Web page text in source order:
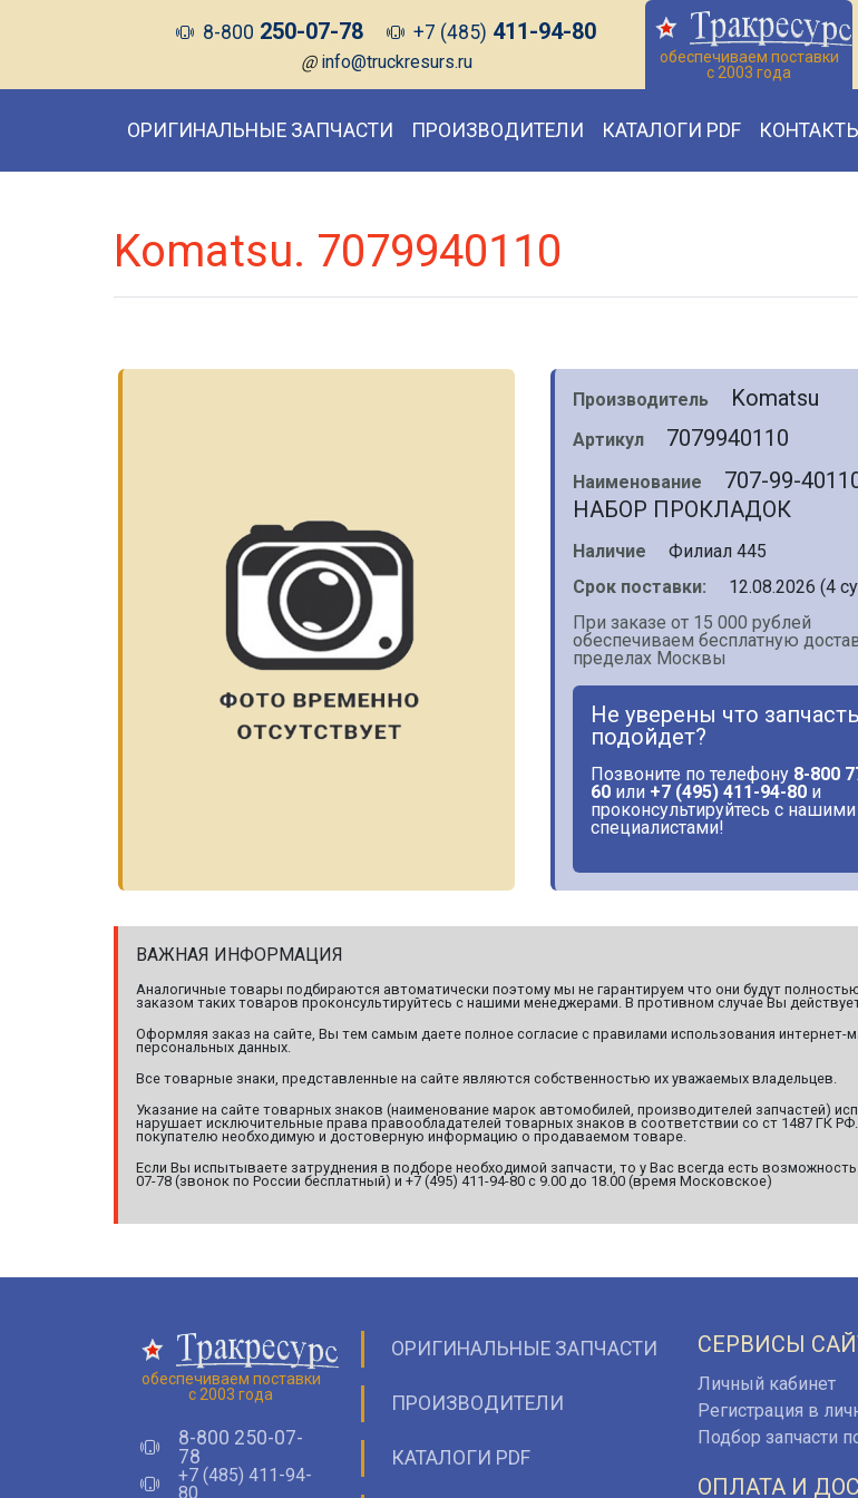
8-800 250-07-78 +7 (485) 411-94-80
@ info@truckresurs.ru
обеспечиваем поставки
с 2003 года
ОРИГИНАЛЬНЫЕ ЗАПЧАСТИ ПРОИЗВОДИТЕЛИ КАТАЛОГИ PDF
Komatsu. 7079940110
Производитель Komatsu
Артикул 7079940110
Наименование
707-99-
НАБОР ПРОКЛАДОК
Наличие
Филиал 445
Срок поставки:
12.08.2026 (4
При заказе от 15 000 рублей
обеспечиваем бесплатную
пределах Москвы
Не уверены что запчасть
подойдет?
Позвоните по телефону 8-800
60 или +7 (495) 411-94-80 и
проконсультируйтесь с нашими
специалистами!
ВАЖНАЯ ИНФОРМАЦИЯ
Аналогичные товары подбираются автоматически поэтому мы не гарантируем что они будут
заказом таких товаров проконсультируйтесь с нашими менеджерами. В противном случае Вы
Оформляя заказ на сайте, Вы тем самым даете полное согласие с правилами использования интернет-
персональных данных.
Все товарные знаки, представленные на сайте являются собственностью их уважаемых владельцев.
Указание на сайте товарных знаков (наименование марок автомобилей, производителей запчастей)
нарушает исключительные права правообладателей товарных знаков в соответствии со ст 1487 ГК
покупателю необходимую и достоверную информацию о продаваемом товаре.
Если Вы испытываете затруднения в подборе необходимой запчасти, то у Вас всегда есть
07-78 (звонок по России бесплатный) и +7 (495) 411-94-80 с 9.00 до 18.00 (время Московское)
обеспечиваем поставки
с 2003 года
8-800 250-07-
78
+7 (485) 411-94-
80
ОРИГИНАЛЬНЫЕ ЗАПЧАСТИ
ПРОИЗВОДИТЕЛИ
КАТАЛОГИ PDF
СЕРВИСЫ
Личный кабинет
Регистрация в
Подбор запчасти
ОПЛАТА И